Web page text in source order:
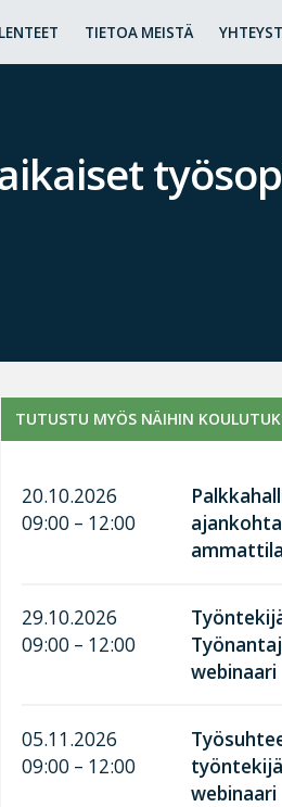
TIETOA MEISTÄ
TUTUSTU MYÖS NÄIHIN
20.10.2026
09:00 – 12:00
29.10.2026
09:00 – 12:00
webinaari
05.11.2026
09:00 – 12:00
webinaari